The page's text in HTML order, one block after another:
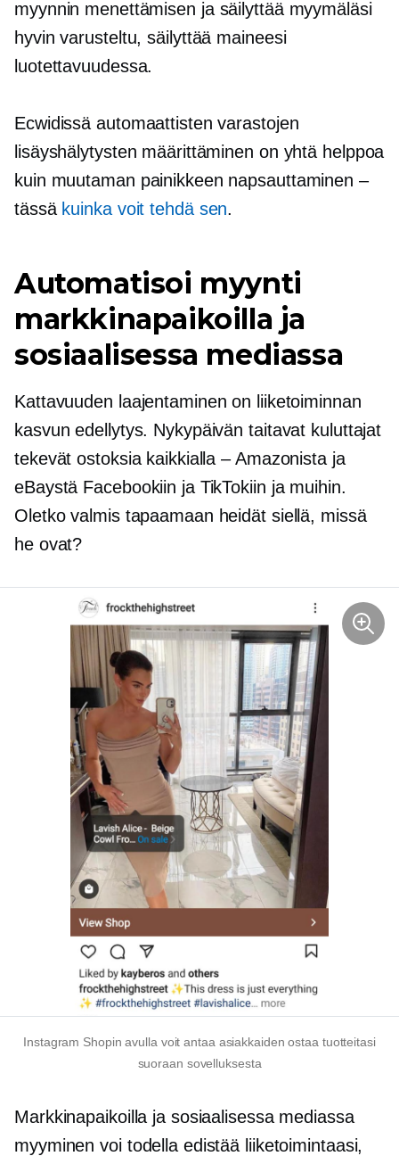
myynnin menettämisen ja säilyttää myymäläsi
hyvin varusteltu, säilyttää maineesi
luotettavuudessa.
Ecwidissä automaattisten varastojen
lisäyshälytysten määrittäminen on yhtä helppoa
kuin muutaman painikkeen napsauttaminen –
tässä kuinka voit tehdä sen.
Automatisoi myynti
markkinapaikoilla ja
sosiaalisessa mediassa
Kattavuuden laajentaminen on liiketoiminnan
kasvun edellytys. Nykypäivän taitavat kuluttajat
tekevät ostoksia kaikkialla – Amazonista ja
eBaystä Facebookiin ja TikTokiin ja muihin.
Oletko valmis tapaamaan heidät siellä, missä
he ovat?
Instagram Shopin avulla voit antaa asiakkaiden ostaa tuotteitasi
suoraan sovelluksesta
Markkinapaikoilla ja sosiaalisessa mediassa
myyminen voi todella edistää liiketoimintaasi,